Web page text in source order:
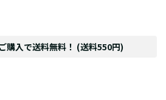
購入で送料無料！ (送料550円)